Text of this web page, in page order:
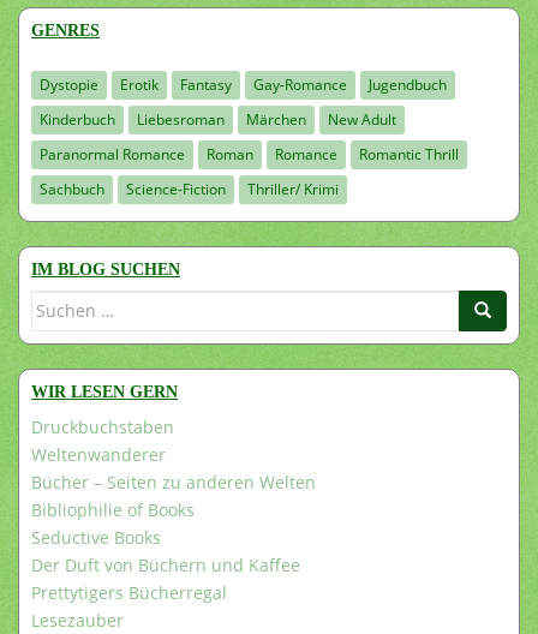
GENRES
Dystopie Erotik Fantasy Gay-Romance
Jugendbuch
Kinderbuch
Liebesroman Märchen
New Adult
Paranormal Romance
Roman Romance
Romantic Thrill
Sachbuch
Science-Fiction Thriller/ Krimi
IM BLOG SUCHEN
Suchen
WIR LESEN GERN
Druckbuchstaben
Weltenwanderer
Bücher – Seiten zu anderen Welten
Bibliophilie of Books
Seductive Books
Der Duft von Büchern und Kaffee
Prettytigers Bücherregal
Lesezauber